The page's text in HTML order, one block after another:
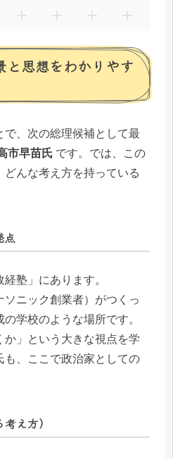
と思想をわかりやす
、次の総理候補として最
市早苗氏 です。では、この
どんな考え方を持っている
点
塾」にあります。
ソニック創業者）がつくっ
学校のような場所です。
か」という大きな視点を学
も、ここで政治家としての
え方）